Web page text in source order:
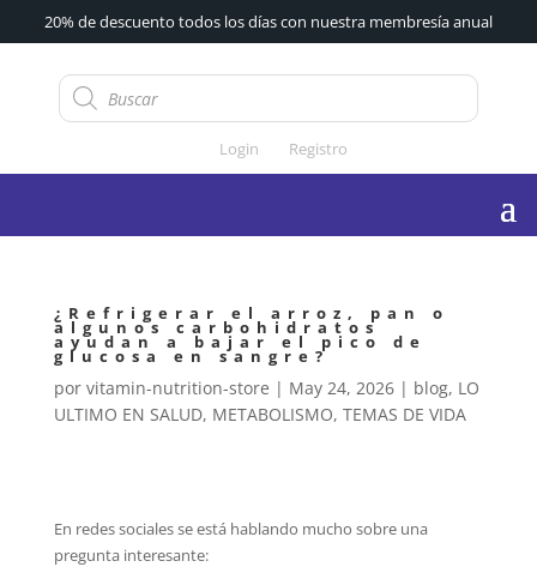
20% de descuento todos los días con nuestra membresía anual
Búsqueda
de
productos
Login
Registro
¿Refrigerar el arroz, pan o
algunos carbohidratos
ayudan a bajar el pico de
glucosa en sangre?
por vitamin-nutrition-store | May 24, 2026| blog, LO
ULTIMO EN SALUD, METABOLISMO, TEMAS DE VIDA
En redes sociales se está hablando mucho sobre una
pregunta interesante: